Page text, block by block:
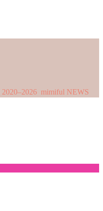
2020–2026 mimiful NEWS